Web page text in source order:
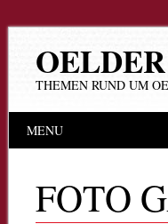
THEMEN RUND UM
Inhalt
MENU
FOTO